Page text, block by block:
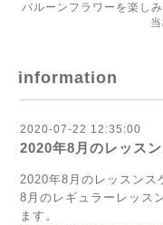
バルーンフラワーを楽し
information
2020-07-22 12:35:00
2020年8月のレッス
2020年8月のレッスンス
8月のレギュラーレッス
ます。